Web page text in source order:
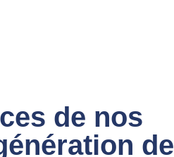
de nos
de